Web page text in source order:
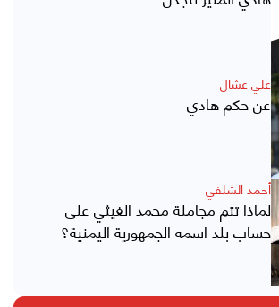
علي عشال
عن حكم هادي
أحمد الشلفي
لماذا تتم مجاملة محمد الغيثي على
حساب بلد اسمه الجمهورية اليمنية؟